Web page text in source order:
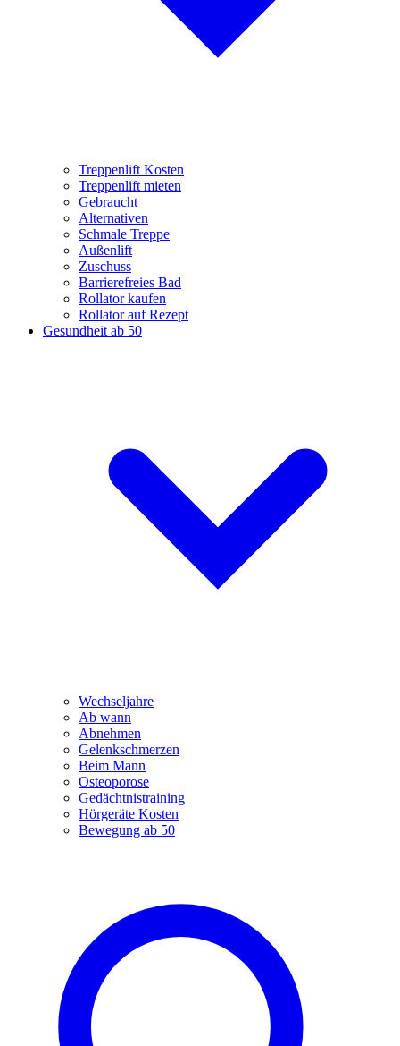
Treppenlift Kosten
Treppenlift mieten
Gebraucht
Alternativen
Schmale Treppe
Außenlift
Zuschuss
Barrierefreies Bad
Rollator kaufen
Rollator auf Rezept
Gesundheit ab 50
Wechseljahre
Ab wann
Abnehmen
Gelenkschmerzen
Beim Mann
Osteoporose
Gedächtnistraining
Hörgeräte Kosten
Bewegung ab 50